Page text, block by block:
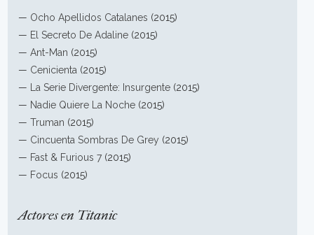
— Ocho Apellidos Catalanes (2015)
— El Secreto De Adaline (2015)
—Ant-Man (2015)
— Cenicienta (2015)
—
La Serie Divergente: Insurgente (2015)
— Nadie Quiere La Noche (2015)
—Truman (2015)
— Cincuenta Sombras De Grey (2015)
— Fast & Furious 7 (2015)
— Focus (2015)
Actores en Titanic